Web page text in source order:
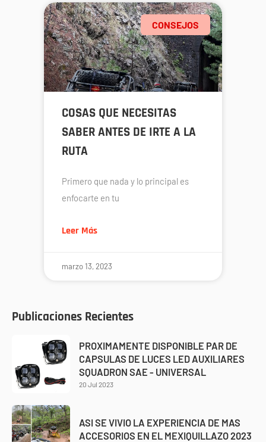
CONSEJOS
COSAS QUE NECESITAS
SABER ANTES DE IRTE A LA
RUTA
Primero que nada y lo principal es
enfocarte en tu
Leer Más
marzo 13, 2023
Publicaciones Recientes
PROXIMAMENTE DISPONIBLE PAR DE
CAPSULAS DE LUCES LED AUXILIARES
SQUADRON SAE - UNIVERSAL
20 Jul 2023
ASI SE VIVIO LA EXPERIENCIA DE MAS
ACCESORIOS EN EL MEXIQUILLAZO 2023